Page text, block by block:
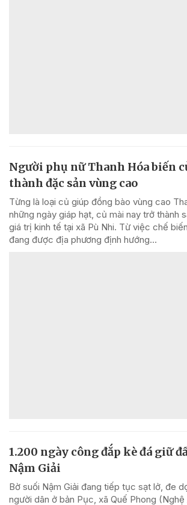
Người phụ nữ Thanh Hóa biến
thành đặc sản vùng cao
Từng là loại củ giúp đồng bào vùng cao
những ngày giáp hạt, củ mài nay trở thành
giá trị kinh tế tại xã Pù Nhi. Từ việc chế
đang được địa phương định hướng...
1.200 ngày công đắp kè đá giữ
Nậm Giải
Bờ suối Nậm Giải đang tiếp tục sạt lở, đe
người dân ở bản Pục, xã Quế Phong